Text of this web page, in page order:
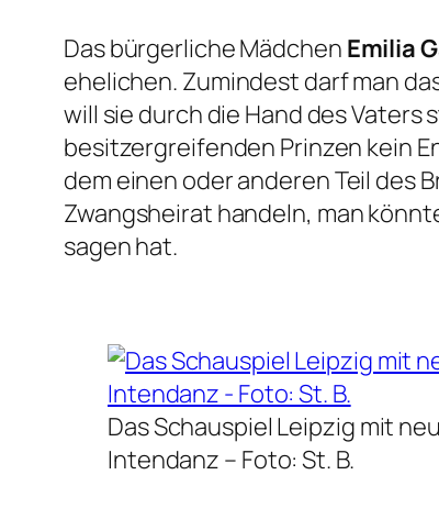
Das bürgerliche Mädchen Emilia
ehelichen. Zumindest darf man
will sie durch die Hand des Vaters
besitzergreifenden Prinzen kein
dem einen oder anderen Teil des
Zwangsheirat handeln, man
sagen hat.
Das Schauspiel Leipzig mit
Intendanz – Foto: St. B.